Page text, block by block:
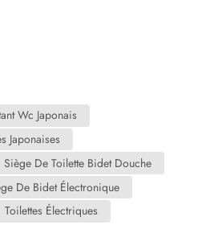
Wc Japonais
Japonaises
Siège De Toilette Bidet Douche
De Bidet Électronique
Toilettes Électriques